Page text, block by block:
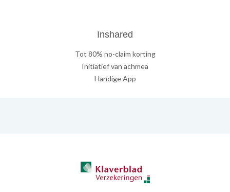
Inshared
Tot 80% no-claim korting
Initiatief van achmea
Handige App